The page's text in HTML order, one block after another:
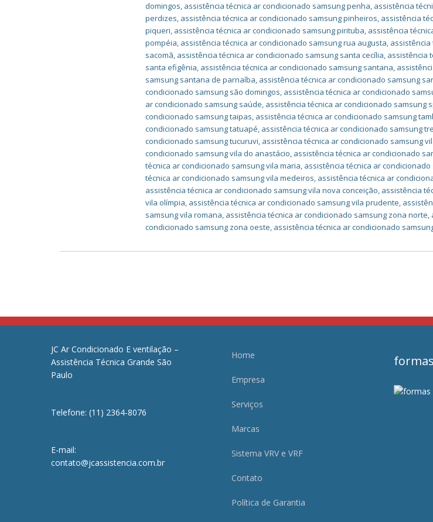
domingos, assistência técnica ar condicionado samsung penha, assistência
perdizes, assistência técnica ar condicionado samsung pinheiros, assistência
piqueri, assistência técnica ar condicionado samsung pirituba, assistência
pompéia, assistência técnica ar condicionado samsung rua augusta, assistência
sacomã, assistência técnica ar condicionado samsung santa cecília, assistência
santa efigênia, assistência técnica ar condicionado samsung santana,
samsung santana de parnaíba, assistência técnica ar condicionado samsung
condicionado samsung são domingos, assistência técnica ar condicionado
ar condicionado samsung saúde, assistência técnica ar condicionado samsung
condicionado samsung taipas, assistência técnica ar condicionado samsung
condicionado samsung tatuapé, assistência técnica ar condicionado samsung
condicionado samsung tucuruvi, assistência técnica ar condicionado samsung
condicionado samsung vila do anastácio, assistência técnica ar condicionado
técnica ar condicionado samsung vila maria, assistência técnica ar
técnica ar condicionado samsung vila medeiros, assistência técnica ar
assistência técnica ar condicionado samsung vila nova conceição, assistência
vila olímpia, assistência técnica ar condicionado samsung vila prudente,
samsung vila romana, assistência técnica ar condicionado samsung zona norte,
condicionado samsung zona oeste, assistência técnica ar condicionado
JC Ar Condicionado E ventilação –
Assistência Técnica Grande São
Paulo
Telefone: (11) 2364-8076
E-mail:
contato@jcassistencia.com.br
Home
Empresa
Serviços
Marcas
Sistema VRV e VRF
Contato
Política de Garantia